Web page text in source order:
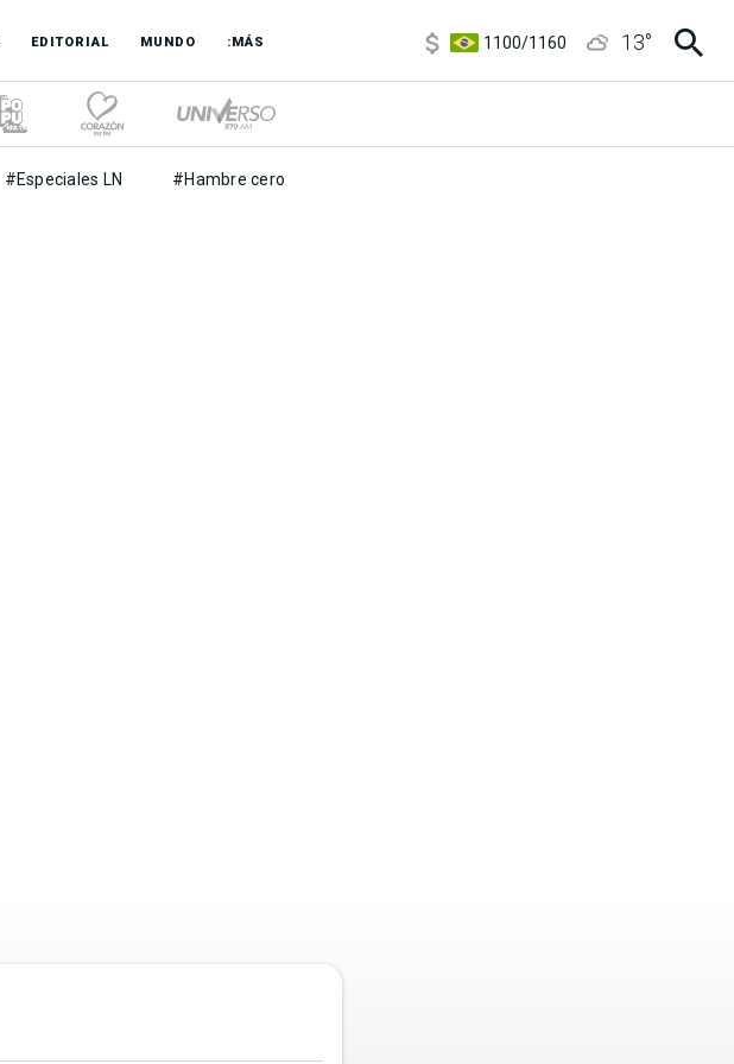
EDITORIAL MUNDO :MÁS
1100/1160
13°
#Especiales LN #Hambre cero